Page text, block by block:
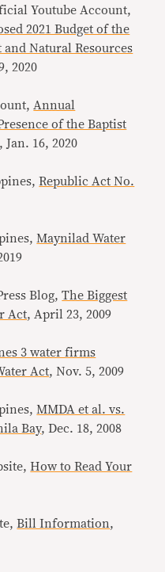
Youtube Account,
2021 Budget of the
Natural Resources
2020
Annual
of the Baptist
, Jan. 16, 2020
Republic Act No.
Maynilad Water
Blog,The Biggest
Act, April 23, 2009
3 water firms
Act, Nov. 5, 2009
MMDA et al. vs.
Bay, Dec. 18, 2008
How to Read Your
Bill Information,